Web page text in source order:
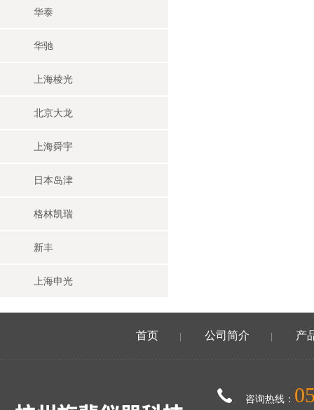
华泰
华驰
上海棱光
北京大龙
上海舜宇
日本岛津
格林凯瑞
新丰
上海申光
首页 公司简介 产
咨询热线：